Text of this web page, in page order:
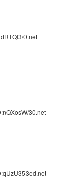
0.net
30.net